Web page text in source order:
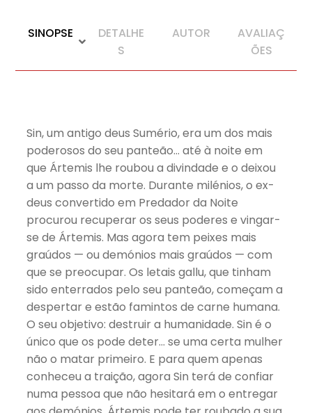
SINOPSE
DETALHE
S
AUTOR
AVALIAÇ
ÕES
Sin, um antigo deus Sumério, era um dos mais
poderosos do seu panteão… até à noite em
que Ártemis lhe roubou a divindade e o deixou
a um passo da morte. Durante milénios, o ex-
deus convertido em Predador da Noite
procurou recuperar os seus poderes e vingar-
se de Ártemis. Mas agora tem peixes mais
graúdos — ou demónios mais graúdos — com
que se preocupar. Os letais gallu, que tinham
sido enterrados pelo seu panteão, começam a
despertar e estão famintos de carne humana.
O seu objetivo: destruir a humanidade. Sin é o
único que os pode deter… se uma certa mulher
não o matar primeiro. E para quem apenas
conheceu a traição, agora Sin terá de confiar
numa pessoa que não hesitará em o entregar